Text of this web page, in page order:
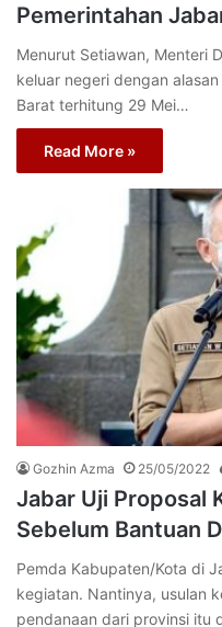
Pemerintahan
Menurut Setiawan, Menteri
keluar negeri dengan
Barat terhitung 29 Mei…
Read More »
Gozhin Azma 25/05/2022
Jabar Uji Proposal
Sebelum Bantuan
Pemda Kabupaten/Kota di
kegiatan. Nantinya, usulan
pendanaan dari provinsi itu